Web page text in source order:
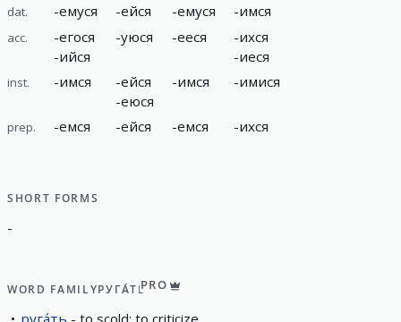
dat. -емуся -ейся -емуся -имся
acc. -егося
-ийся
-уюся -ееся -ихся
-иеся
inst. -имся -ейся
-еюся
-имся -имися
prep. -емся -ейся -емся -ихся
SHORT FORMS
-
WORD FAMILYРУГА́ТЬPRO
руга́ть to scold; to criticize